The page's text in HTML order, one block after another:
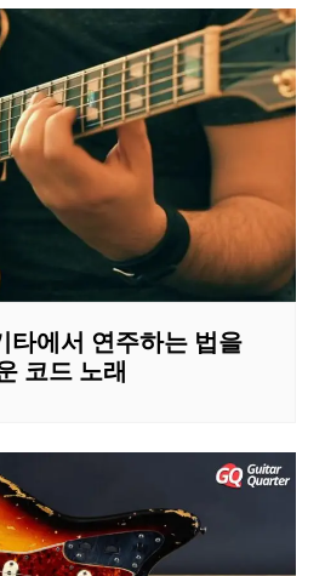
타에서 연주하는 법을
코드 노래